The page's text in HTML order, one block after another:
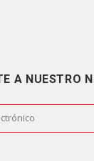
A NUESTRO